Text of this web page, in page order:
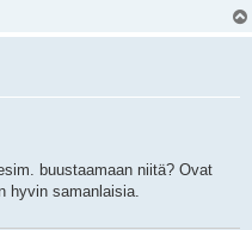
buustaamaan niitä? Ovat
hyvin samanlaisia.